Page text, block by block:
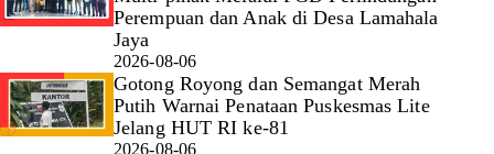
Perempuan dan Anak di Desa Lamahala
Jaya
2026-08-06
Gotong Royong dan Semangat Merah
Putih Warnai Penataan Puskesmas Lite
Jelang HUT RI ke-81
2026-08-06